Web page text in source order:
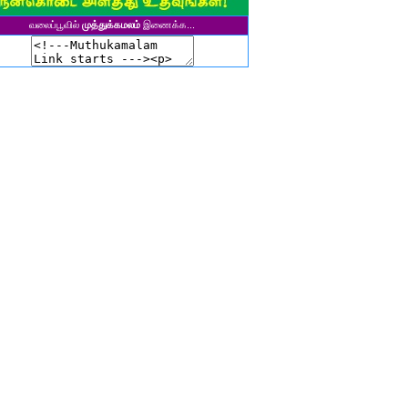
தி. கல்பனாதேவி
தனசேகரன்
ஹரிஹரன்
வலைப்பூவில் முத்துக்கமலம் இணைக்க...